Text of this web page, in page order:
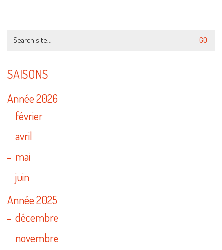
for:
SAISONS
Année 2026
février
avril
mai
juin
Année 2025
décembre
novembre